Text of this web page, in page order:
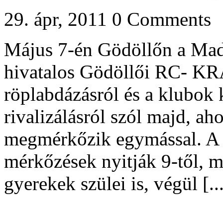
29. ápr, 2011 0 Comments
Május 7-én Gödöllőn a
hivatalos Gödöllői RC-
röplabdázásról és a
rivalizálásról szól majd,
megmérkőzik egymással.
mérkőzések nyitják 9-től,
gyerekek szülei is, végül